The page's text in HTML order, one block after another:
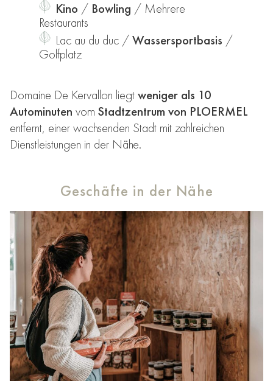
Geschäfte in der Nähe
Domaine De Kervallon liegtweniger als 10
Autominuten vom Stadtzentrum von PLOERMEL
entfernt, einer wachsenden Stadt mit zahlreichen
Dienstleistungen in der Nähe.
Kino / Bowling / Mehrere
Restaurants
Lac au du duc /Wassersportbasis /
Golfplatz